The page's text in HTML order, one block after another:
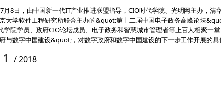
月8日，由中国新一代IT产业推进联盟指导，CIO时代学院、光明网主办，清
大学软件工程研究所联合主办的&quot;第十二届中国电子政务高峰论坛
学院学员、政府CIO论坛成员、电子政务和智慧城市管理者等上百人相聚一
与数字中国建设&quot;，对数字政府和数字中国建设的下一步工作开展的具
/2018